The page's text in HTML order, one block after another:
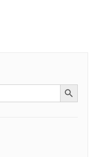
Search Button